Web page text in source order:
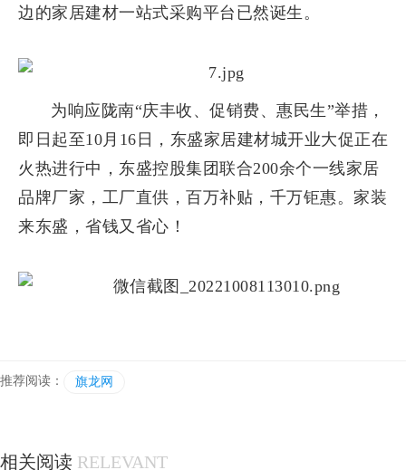
边的家居建材一站式采购平台已然诞生。
为响应陇南“庆丰收、促销费、惠民生”举措，
即日起至10月16日，东盛家居建材城开业大促正在
火热进行中，东盛控股集团联合200余个一线家居
品牌厂家，工厂直供，百万补贴，千万钜惠。家装
来东盛，省钱又省心！
推荐阅读： 旗龙网
相关阅读 RELEVANT